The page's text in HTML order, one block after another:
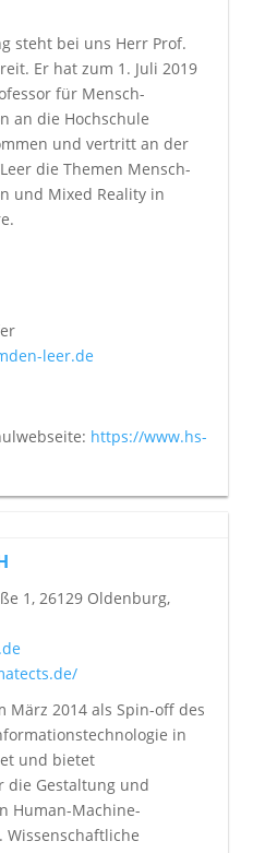
steht bei uns Herr Prof.
Er hat zum 1. Juli 2019
für Mensch-
an die Hochschule
und vertritt an der
die Themen Mensch-
und Mixed Reality in
leer.de
https://www.hs-
1, 26129 Oldenburg,
März 2014 als Spin-off des
in
und bietet
die Gestaltung und
Human-Machine-
Wissenschaftliche